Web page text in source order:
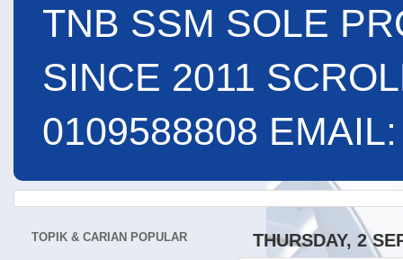
TNB SSM SOLE
SINCE 2011
0109588808
THURSDAY, 2
TOPIK & CARIAN POPULAR